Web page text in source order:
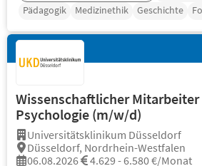
Pädagogik
Medizinethik Geschichte
Wissenschaftlicher Mitarbeiter
Psychologie (m/w/d)
Universitätsklinikum Düsseldorf
Düsseldorf, Nordrhein-Westfalen
06.08.2026
4.629 - 6.580 €/Monat